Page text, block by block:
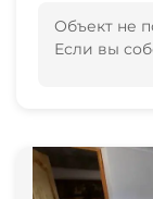
Объект не
Если вы